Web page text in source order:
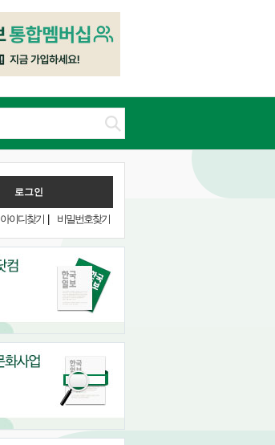
아이디찾기 비밀번호찾기